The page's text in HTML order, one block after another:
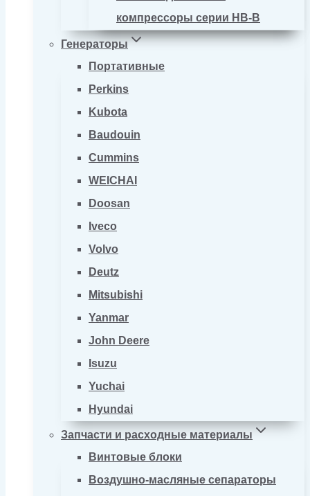
компрессоры серии HB-B
Генераторы
Портативные
Perkins
Kubota
Baudouin
Cummins
WEICHAI
Doosan
Iveco
Volvo
Deutz
Mitsubishi
Yanmar
John Deere
Isuzu
Yuchai
Hyundai
Запчасти и расходные материалы
Винтовые блоки
Воздушно-масляные сепараторы